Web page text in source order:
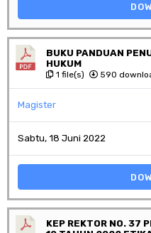
BUKU PANDUAN
HUKUM
1 file(s) 590
Magister
Sabtu, 18 Juni 2022
KEP REKTOR NO. 37